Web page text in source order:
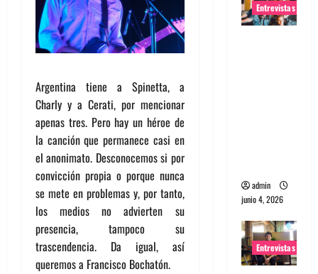
Argentina tiene a Spinetta, a
Charly y a Cerati, por mencionar
apenas tres. Pero hay un héroe de
la canción que permanece casi en
el anonimato. Desconocemos si por
convicción propia o porque nunca
se mete en problemas y, por tanto,
los medios no advierten su
presencia, tampoco su
trascendencia. Da igual, así
queremos a Francisco Bochatón.
Entrevistas
admin
junio 4, 2026
Entrevistas